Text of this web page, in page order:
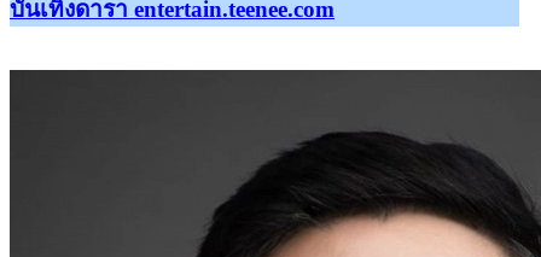
บันเทิงดารา entertain.teenee.com